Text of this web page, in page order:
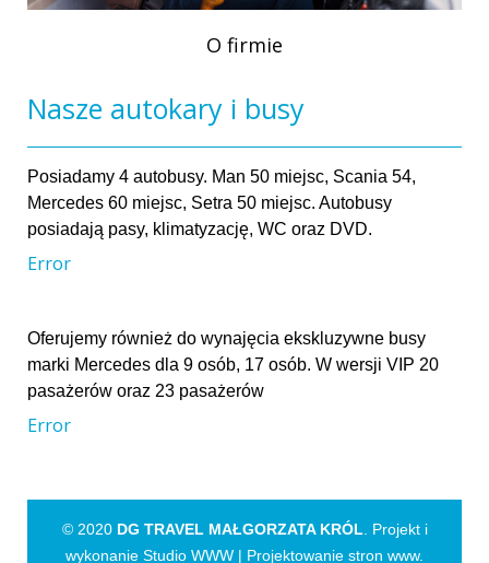
O firmie
Nasze autokary i busy
Posiadamy 4 autobusy. Man 50 miejsc, Scania 54,
Mercedes 60 miejsc, Setra 50 miejsc. Autobusy
posiadają pasy, klimatyzację, WC oraz DVD.
Error
Oferujemy również do wynajęcia ekskluzywne busy
marki Mercedes dla 9 osób, 17 osób. W wersji VIP 20
pasażerów oraz 23 pasażerów
Error
© 2020 DG TRAVEL MAŁGORZATA KRÓL . Projekt i
wykonanie Studio WWW | Projektowanie stron www.